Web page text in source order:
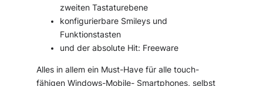
zweiten Tastaturebene
konfigurierbare Smileys und
Funktionstasten
und der absolute Hit: Freeware
Alles in allem ein Must-Have für alle touch-
fähigen Windows-Mobile- Smartphones, selbst